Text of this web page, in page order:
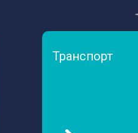
Транспорт